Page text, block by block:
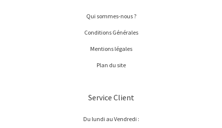
Qui sommes-nous ?
Conditions Générales
Mentions légales
Plan du site
Service Client
Du lundi au Vendredi :